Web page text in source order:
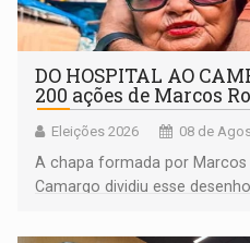
DO HOSPITAL AO
200 ações de Marcos
Eleições 2026 08 de
A chapa formada por Marcos
Camargo dividiu esse